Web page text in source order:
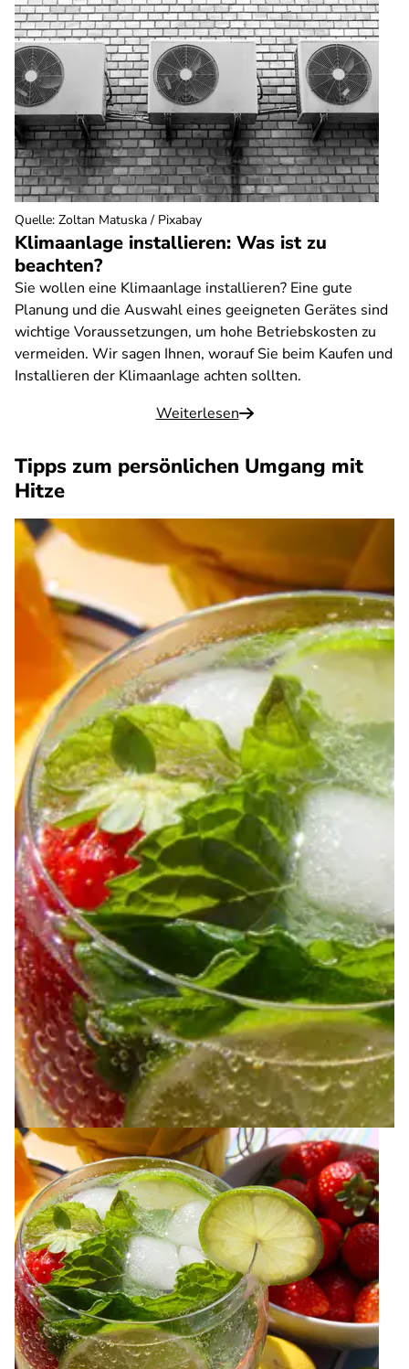
Klimaanlage installieren: Was ist zu
beachten?
Sie wollen eine Klimaanlage installieren? Eine gute
Planung und die Auswahl eines geeigneten Gerätes sind
wichtige Voraussetzungen, um hohe Betriebskosten zu
vermeiden. Wir sagen Ihnen, worauf Sie beim Kaufen und
Installieren der Klimaanlage achten sollten.
Weiterlesen
Quelle: Zoltan Matuska / Pixabay
Tipps zum persönlichen Umgang mit
Hitze